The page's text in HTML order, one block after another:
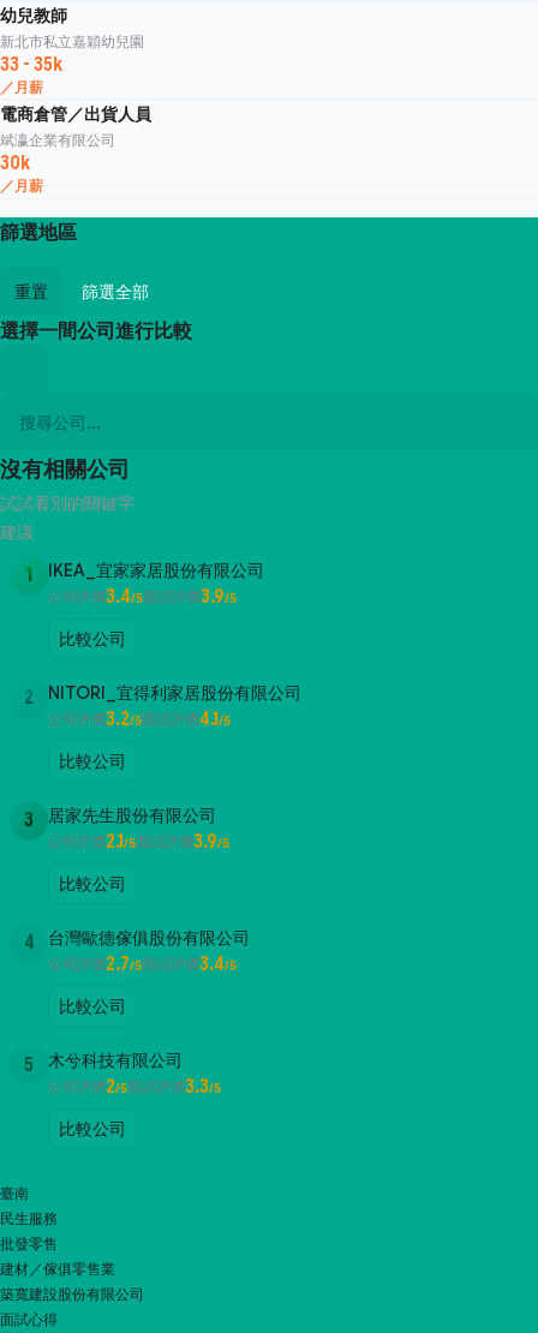
幼兒教師
新北市私立嘉穎幼兒園
33 - 35k
／月薪
電商倉管／出貨人員
斌瀛企業有限公司
30k
／月薪
篩選地區
重置 篩選全部
選擇一間公司進行比較
沒有相關公司
試試看別的關鍵字
建議
1 IKEA_宜家家居股份有限公司
公司評價3.4/5面試評價3.9/5
比較公司
2 NITORI_宜得利家居股份有限公司
公司評價3.2/5面試評價4.1/5
比較公司
3 居家先生股份有限公司
公司評價2.1/5面試評價3.9/5
比較公司
4 台灣歐德傢俱股份有限公司
公司評價2.7/5面試評價3.4/5
比較公司
5 木兮科技有限公司
公司評價2/5面試評價3.3/5
比較公司
臺南
民生服務
批發零售
建材／傢俱零售業
築寬建設股份有限公司
面試心得